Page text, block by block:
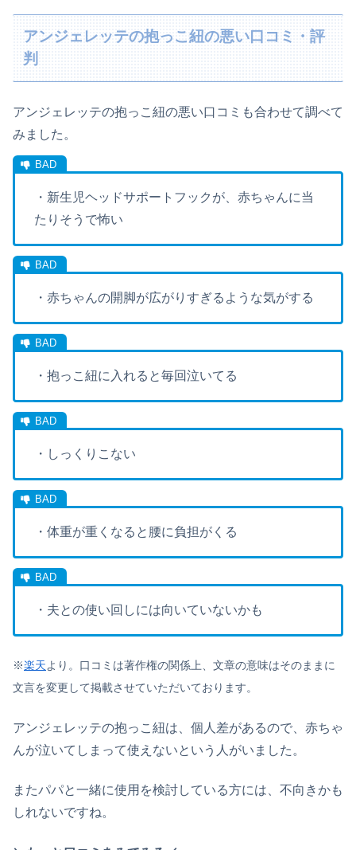
アンジェレッテの抱っこ紐の悪い口コミ・評
判
アンジェレッテの抱っこ紐の悪い口コミも合わせて調べて
みました。
・新生児ヘッドサポートフックが、赤ちゃんに当
たりそうで怖い
・赤ちゃんの開脚が広がりすぎるような気がする
・抱っこ紐に入れると毎回泣いてる
・しっくりこない
・体重が重くなると腰に負担がくる
・夫との使い回しには向いていないかも
※楽天より。口コミは著作権の関係上、文章の意味はそのままに
文言を変更して掲載させていただいております。
アンジェレッテの抱っこ紐は、個人差があるので、赤ちゃ
んが泣いてしまって使えないという人がいました。
またパパと一緒に使用を検討している方には、不向きかも
しれないですね。